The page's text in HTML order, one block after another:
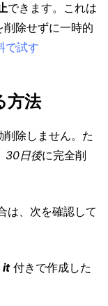
できます。これは
除せずに一時的
で試す
方法
除しません。た
30日後に完全削
は、次を確認して
it付きで作成した